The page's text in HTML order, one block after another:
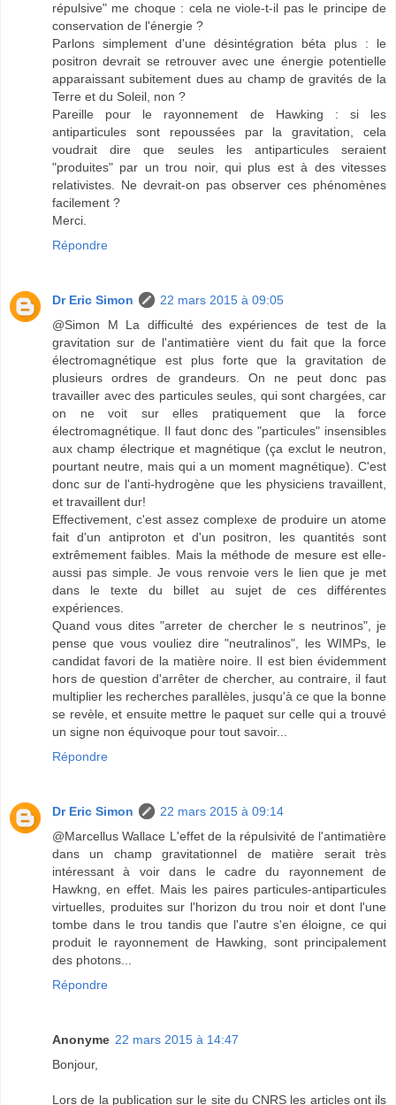
répulsive" me choque : cela ne viole-t-il pas le principe de
conservation de l'énergie ?
Parlons simplement d'une désintégration béta plus : le
positron devrait se retrouver avec une énergie potentielle
apparaissant subitement dues au champ de gravités de la
Terre et du Soleil, non ?
Pareille pour le rayonnement de Hawking : si les
antiparticules sont repoussées par la gravitation, cela
voudrait dire que seules les antiparticules seraient
"produites" par un trou noir, qui plus est à des vitesses
relativistes. Ne devrait-on pas observer ces phénomènes
facilement ?
Merci.
Répondre
Dr Eric Simon
22 mars 2015 à 09:05
@Simon M La difficulté des expériences de test de la
gravitation sur de l'antimatière vient du fait que la force
électromagnétique est plus forte que la gravitation de
plusieurs ordres de grandeurs. On ne peut donc pas
travailler avec des particules seules, qui sont chargées, car
on ne voit sur elles pratiquement que la force
électromagnétique. Il faut donc des "particules" insensibles
aux champ électrique et magnétique (ça exclut le neutron,
pourtant neutre, mais qui a un moment magnétique). C'est
donc sur de l'anti-hydrogène que les physiciens travaillent,
et travaillent dur!
Effectivement, c'est assez complexe de produire un atome
fait d'un antiproton et d'un positron, les quantités sont
extrêmement faibles. Mais la méthode de mesure est elle-
aussi pas simple. Je vous renvoie vers le lien que je met
dans le texte du billet au sujet de ces différentes
expériences.
Quand vous dites "arreter de chercher le s neutrinos", je
pense que vous vouliez dire "neutralinos", les WIMPs, le
candidat favori de la matière noire. Il est bien évidemment
hors de question d'arrêter de chercher, au contraire, il faut
multiplier les recherches parallèles, jusqu'à ce que la bonne
se revèle, et ensuite mettre le paquet sur celle qui a trouvé
un signe non équivoque pour tout savoir...
Répondre
Dr Eric Simon
22 mars 2015 à 09:14
@Marcellus Wallace L'effet de la répulsivité de l'antimatière
dans un champ gravitationnel de matière serait très
intéressant à voir dans le cadre du rayonnement de
Hawkng, en effet. Mais les paires particules-antiparticules
virtuelles, produites sur l'horizon du trou noir et dont l'une
tombe dans le trou tandis que l'autre s'en éloigne, ce qui
produit le rayonnement de Hawking, sont principalement
des photons...
Répondre
Anonyme 22 mars 2015 à 14:47
Bonjour,
Lors de la publication sur le site du CNRS les articles ont ils